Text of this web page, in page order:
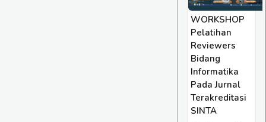
WORKSHOP
Pelatihan
Reviewers
Bidang
Informatika
Pada Jurnal
Terakreditasi
SINTA